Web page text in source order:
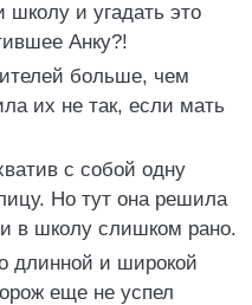
школу и угадать это
Анку?!
больше, чем
их не так, если мать
с собой одну
Но тут она решила
в школу слишком рано.
длинной и широкой
еще не успел